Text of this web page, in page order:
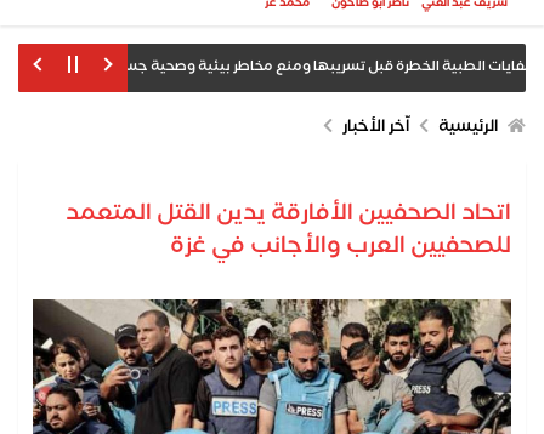
شريف عبد الغني
ناصر أبو طاحون
محمد عز
الرئيسية اّخر الأخبار
اتحاد الصحفيين الأفارقة يدين القتل المتعمد
للصحفيين العرب والأجانب في غزة